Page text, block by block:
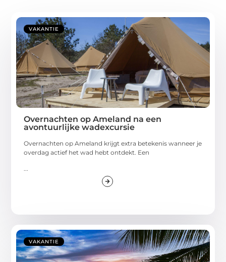
VAKANTIE
Overnachten op Ameland na een
avontuurlijke wadexcursie
Overnachten op Ameland krijgt extra betekenis wanneer je
overdag actief het wad hebt ontdekt. Een
...
VAKANTIE